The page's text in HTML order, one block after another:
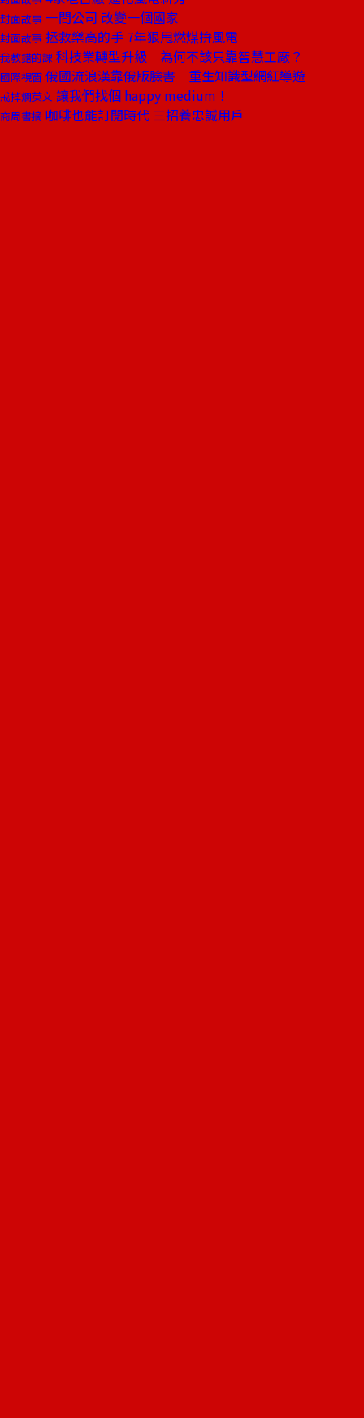
封面故事 一間公司 改變一個國家
封面故事 拯救樂高的手 7年狠甩燃煤拚風電
我教錯的課 科技業轉型升級 為何不該只靠智慧工廠？
國際視窗 俄國流浪漢靠俄版臉書 重生知識型網紅導遊
戒掉爛英文 讓我們找個 happy medium！
商周書摘 咖啡也能訂閱時代 三招養忠誠用戶